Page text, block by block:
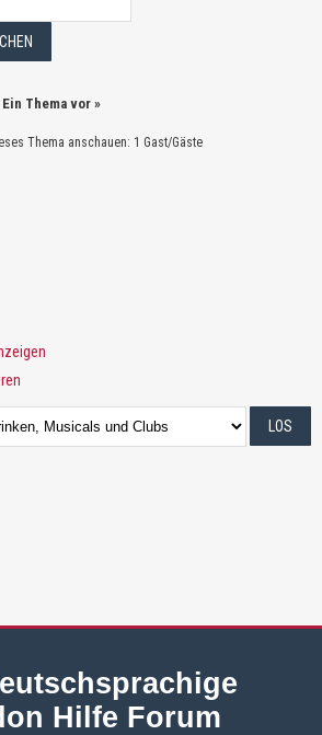
Ein Thema vor »
Thema anschauen: 1 Gast/Gäste
Hilfe Forum